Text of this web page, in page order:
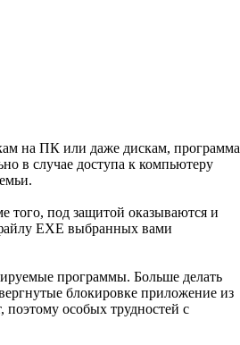
на ПК или даже дискам, программа
в случае доступа к компьютеру
того, под защитой оказываются и
EXE выбранных вами
программы. Больше делать
блокировке приложение из
особых трудностей с